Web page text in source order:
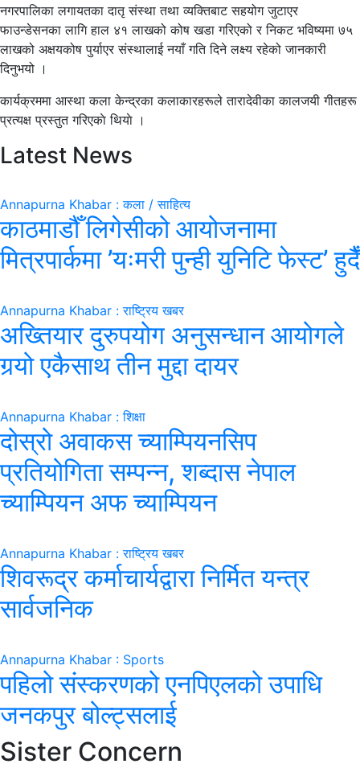
नगरपालिका लगायतका दातृ संस्था तथा व्यक्तिबाट सहयोग जुटाएर
फाउन्डेसनका लागि हाल ४१ लाखको कोष खडा गरिएको र निकट भविष्यमा ७५
लाखको अक्षयकोष पुर्याएर संस्थालाई नयाँ गति दिने लक्ष्य रहेको जानकारी
दिनुभयो ।
कार्यक्रममा आस्था कला केन्द्रका कलाकारहरूले तारादेवीका कालजयी गीतहरू
प्रत्यक्ष प्रस्तुत गरिएकाे थियाे ।
Latest News
Annapurna Khabar : कला / साहित्य
काठमाडौँ लिगेसीको आयोजनामा
मित्रपार्कमा ’यःमरी पुन्ही युनिटि फेस्ट’ हुदैँ
Annapurna Khabar : राष्ट्रिय खबर
अख्तियार दुरुपयोग अनुसन्धान आयोगले
गर्‍यो एकैसाथ तीन मुद्दा दायर
Annapurna Khabar : शिक्षा
दोस्रो अवाकस च्याम्पियनसिप
प्रतियोगिता सम्पन्न, शब्दास नेपाल
च्याम्पियन अफ च्याम्पियन
Annapurna Khabar : राष्ट्रिय खबर
शिवरूद्र कर्माचार्यद्वारा निर्मित यन्त्र
सार्वजनिक
Annapurna Khabar : Sports
पहिलो संस्करणको एनपिएलको उपाधि
जनकपुर बोल्ट्सलाई
Sister Concern